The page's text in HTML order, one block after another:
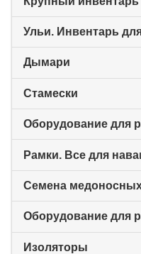
Ульи. Инвентарь
Дымари
Стамески
Оборудование для
Рамки. Все для
Семена медоносных
Оборудование для
Изоляторы